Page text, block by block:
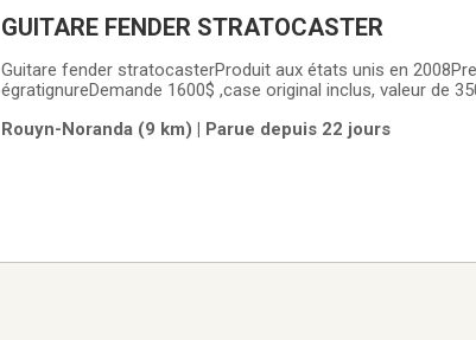
GUITARE FENDER STRATOCASTER
Guitare fender stratocasterProduit aux états unis en
égratignureDemande 1600$ ,case original inclus,
Rouyn-Noranda (9 km) | Parue depuis 22 jours